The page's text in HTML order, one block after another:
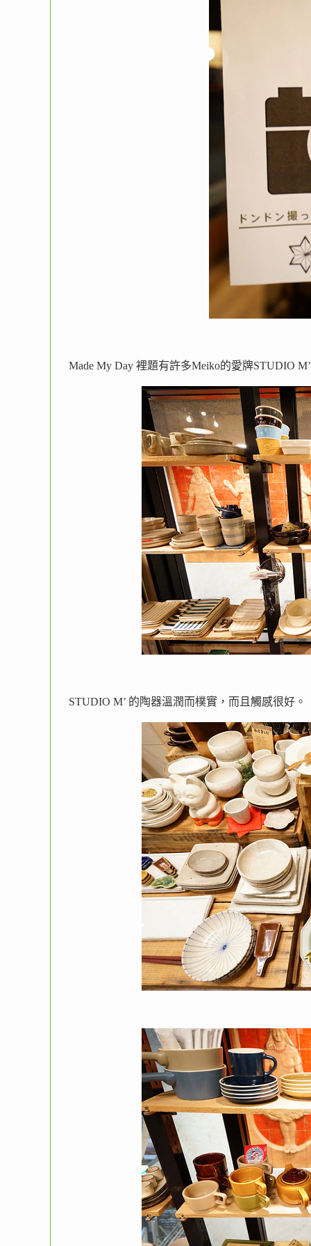
Made My Day 裡題有許多Meiko的愛牌STUDIO
STUDIO M’ 的陶器溫潤而樸實，而且觸感很好。